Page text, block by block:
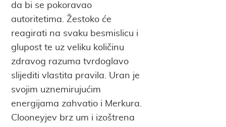
da bi se pokoravao
autoritetima. Žestoko će
reagirati na svaku besmislicu i
glupost te uz veliku količinu
zdravog razuma tvrdoglavo
slijediti vlastita pravila. Uran je
svojim uznemirujućim
energijama zahvatio i Merkura.
Clooneyjev brz um i izoštrena